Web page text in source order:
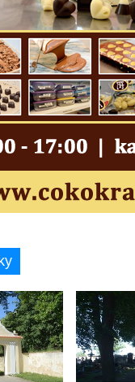
cestě na Křížovém vrchu ve
hřbitova ve Sloupu v Čechách
náhonu na Chřibské Kamenici
mostu u Tisové
Cyrila a Metoděje v
čp. 34 v Kunraticích u
mezi Šluknovem a
cesty nad Lipovou ulicí v